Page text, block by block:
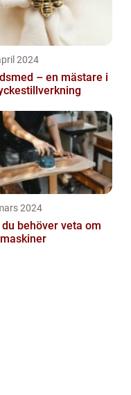
2024
– en mästare i
2024
behöver veta om